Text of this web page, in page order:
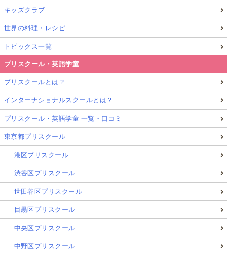
キッズクラブ
世界の料理・レシピ
トピックス一覧
プリスクール・英語学童
プリスクールとは？
インターナショナルスクールとは？
プリスクール・英語学童 一覧・口コミ
東京都プリスクール
港区プリスクール
渋谷区プリスクール
世田谷区プリスクール
目黒区プリスクール
中央区プリスクール
中野区プリスクール